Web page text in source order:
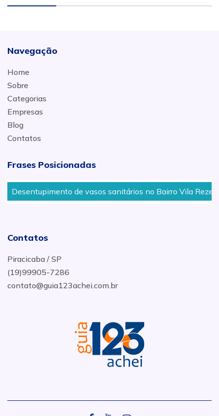
Navegação
Home
Sobre
Categorias
Empresas
Blog
Contatos
Frases Posicionadas
de vasos sanitários no Bairro Vila Rezende
Contatos
Piracicaba / SP
(19)99905-7286
contato@guia123achei.com.br